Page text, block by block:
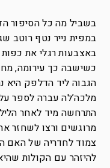
בשביל מה כל הסיפור
במפית נייר נטף
באצבעות רגלי את
כשישבה כך עירומה,
הגבוה ליד הדלפק היא
מלכה’לה עברה לספר על
התרחשה מיד לאחר
מרוגשים ורצו לשחזר
צמוד לחדריה של האם
להיזהר עם הקולות